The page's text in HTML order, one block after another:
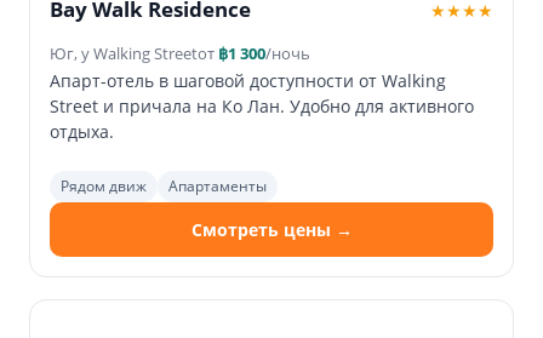
Bay Walk Residence ★★★★
Юг, у Walking Streetот ฿1 300/ночь
Апарт-отель в шаговой доступности от Walking
Street и причала на Ко Лан. Удобно для активного
отдыха.
Рядом движ Апартаменты
Смотреть цены →